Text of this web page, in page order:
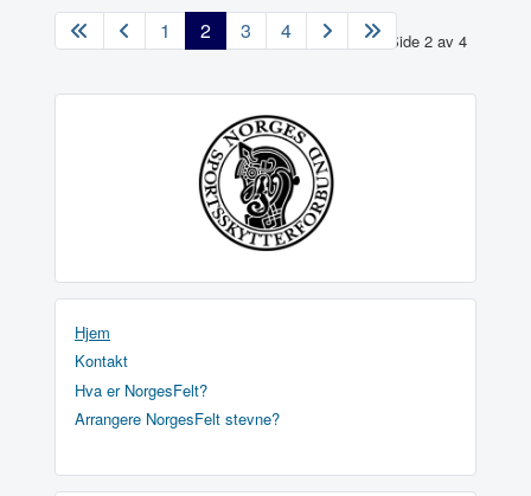
Side 2 av 4
1 2 3 4
Hjem
Kontakt
Hva er NorgesFelt?
Arrangere NorgesFelt stevne?